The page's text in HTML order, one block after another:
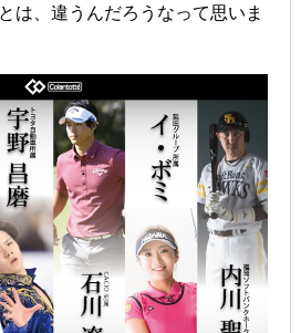
は、違うんだろうなって思いま